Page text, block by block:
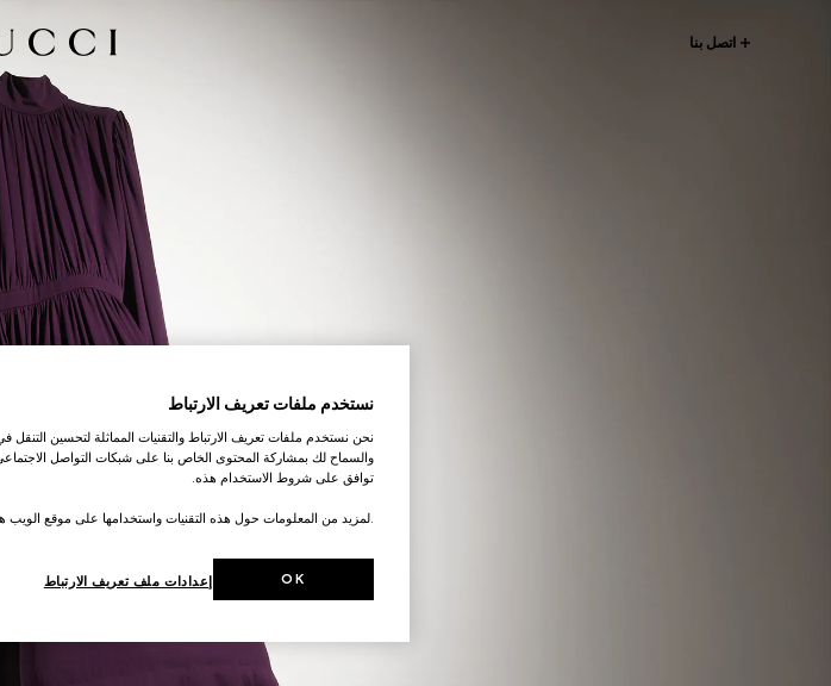
اتصل بنا
نستخدم ملفات تعريف الارتباط
نحن نستخدم ملفات تعريف الارتباط والتقنيات المماثلة لتحسين التنقل
والسماح لك بمشاركة المحتوى الخاص بنا على شبكات التواصل
توافق على شروط الاستخدام هذه.
.لمزيد من المعلومات حول هذه التقنيات واستخدامها على موقع الويب
إعدادات ملف تعريف الارتباط OK